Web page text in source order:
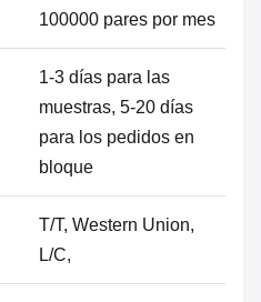
100000 pares por mes
1-3 días para las
muestras, 5-20 días
para los pedidos en
bloque
T/T, Western Union,
L/C,